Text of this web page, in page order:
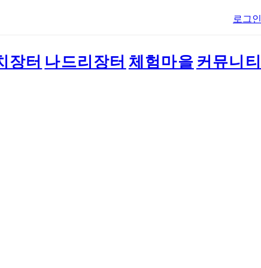
로그인
장터 나드리장터 체험마을 커뮤니티